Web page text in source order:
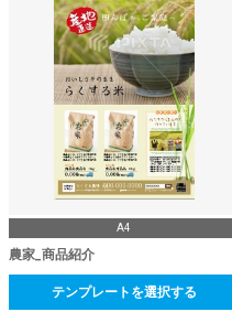
A4
農家_商品紹介
テンプレートを選択する